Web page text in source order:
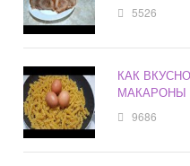
5526
КАК
МАКАРОНЫ
9686